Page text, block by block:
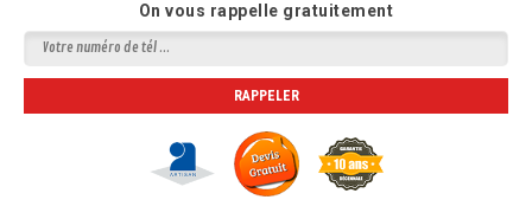
On vous rappelle gratuitement